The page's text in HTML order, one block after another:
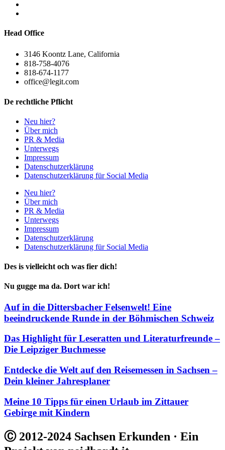
Head Office
3146 Koontz Lane, California
818-758-4076
818-674-1177
office@legit.com
De rechtliche Pflicht
Neu hier?
Über mich
PR & Media
Unterwegs
Impressum
Datenschutzerklärung
Datenschutzerklärung für Social Media
Neu hier?
Über mich
PR & Media
Unterwegs
Impressum
Datenschutzerklärung
Datenschutzerklärung für Social Media
Des is vielleicht och was fier dich!
Nu gugge ma da. Dort war ich!
Auf in die Dittersbacher Felsenwelt! Eine
beeindruckende Runde in der Böhmischen Schweiz
Das Highlight für Leseratten und Literaturfreunde –
Die Leipziger Buchmesse
Entdecke die Welt auf den Reisemessen in Sachsen –
Dein kleiner Jahresplaner
Meine 10 Tipps für einen Urlaub im Zittauer
Gebirge mit Kindern
Ⓒ 2012-2024 Sachsen Erkunden · Ein